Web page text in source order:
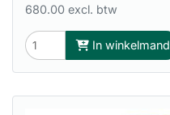
680.00 excl. btw
In winkelmand